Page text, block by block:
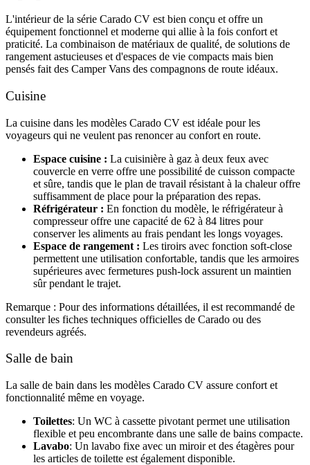
L'intérieur de la série Carado CV est bien conçu et offre un
équipement fonctionnel et moderne qui allie à la fois confort et
praticité. La combinaison de matériaux de qualité, de solutions de
rangement astucieuses et d'espaces de vie compacts mais bien
pensés fait des Camper Vans des compagnons de route idéaux.
Cuisine
La cuisine dans les modèles Carado CV est idéale pour les
voyageurs qui ne veulent pas renoncer au confort en route.
Espace cuisine : La cuisinière à gaz à deux feux avec
couvercle en verre offre une possibilité de cuisson compacte
et sûre, tandis que le plan de travail résistant à la chaleur offre
suffisamment de place pour la préparation des repas.
Réfrigérateur : En fonction du modèle, le réfrigérateur à
compresseur offre une capacité de 62 à 84 litres pour
conserver les aliments au frais pendant les longs voyages.
Espace de rangement : Les tiroirs avec fonction soft-close
permettent une utilisation confortable, tandis que les armoires
supérieures avec fermetures push-lock assurent un maintien
sûr pendant le trajet.
Remarque : Pour des informations détaillées, il est recommandé de
consulter les fiches techniques officielles de Carado ou des
revendeurs agréés.
Salle de bain
La salle de bain dans les modèles Carado CV assure confort et
fonctionnalité même en voyage.
Toilettes: Un WC à cassette pivotant permet une utilisation
flexible et peu encombrante dans une salle de bains compacte.
Lavabo: Un lavabo fixe avec un miroir et des étagères pour
les articles de toilette est également disponible.